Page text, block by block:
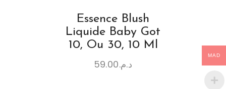
Essence Blush
Liquide Baby Got
10, Ou 30, 10 Ml
د.م.59.00
MAD